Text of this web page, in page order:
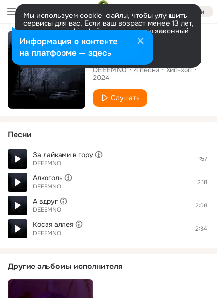
Войти
Мы используем cookie-файлы, чтобы улучшить
сервисы для вас. Если ваш возраст менее 13 лет,
настроить cookie-файлы должен ваш законный
представитель. Больше информации
Разрешить все Настроить
Альбом
За лайками в гору
DEEEMNO 4песни
Хип-хоп
2024
Слушать
Песни
За лайками в гору
DEEEMNO
1:57
Алкоголь
DEEEMNO
2:18
А вдруг
DEEEMNO
2:08
Косая аллея
DEEEMNO
2:34
Другие альбомы исполнителя
Информация о контенте
на платформе — здесь